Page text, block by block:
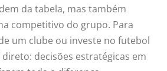
da tabela, mas também
competitivo do grupo. Para
um clube ou investe no futebol
decisões estratégicas em